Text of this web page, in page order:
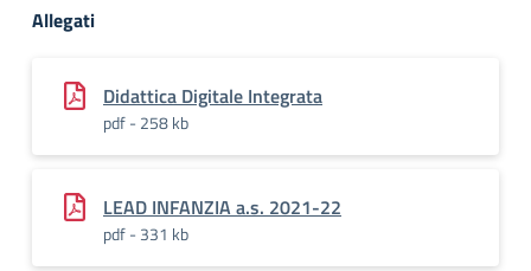
Allegati
Didattica Digitale Integrata
pdf - 258 kb
LEAD INFANZIA a.s. 2021-22
pdf - 331 kb